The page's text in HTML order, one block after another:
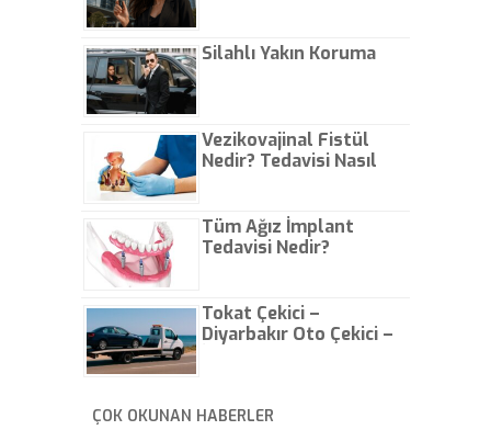
Silahlı Yakın Koruma
Vezikovajinal Fistül
Nedir? Tedavisi Nasıl
Tüm Ağız İmplant
Tedavisi Nedir?
Tokat Çekici –
Diyarbakır Oto Çekici –
ÇOK OKUNAN HABERLER